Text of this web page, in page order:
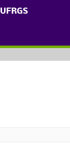
UFRGS